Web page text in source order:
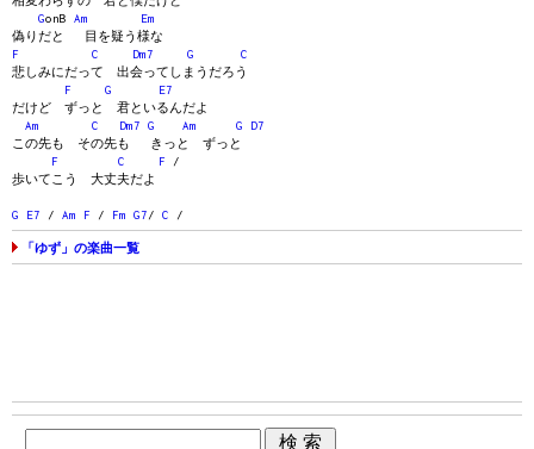
GonB Am
Em
偽りだと 目を疑う様な
F
C Dm7 G
C
悲しみにだって 出会ってしまうだろう
F
G
E7
だけど ずっと 君といるんだよ
Am
C Dm7 G Am G
D7
この先も その先も きっと ずっと
F
C F /
歩いてこう 大丈夫だよ
G E7 / Am F / Fm G7/ C /
「ゆず」の楽曲一覧